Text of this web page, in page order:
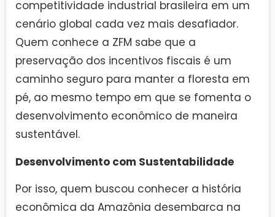
competitividade industrial brasileira em um
cenário global cada vez mais desafiador.
Quem conhece a ZFM sabe que a
preservação dos incentivos fiscais é um
caminho seguro para manter a floresta em
pé, ao mesmo tempo em que se fomenta o
desenvolvimento econômico de maneira
sustentável.
Desenvolvimento com Sustentabilidade
Por isso, quem buscou conhecer a história
econômica da Amazônia desembarca na